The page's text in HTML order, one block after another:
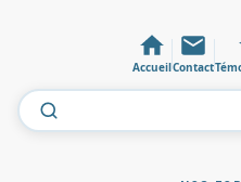
AccueilContact